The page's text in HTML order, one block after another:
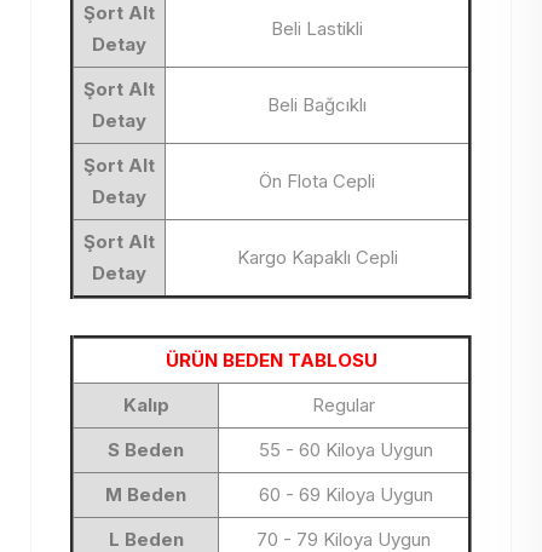
Şort Alt
Detay
Beli Lastikli
Şort Alt
Detay
Beli Bağcıklı
Şort Alt
Detay
Ön Flota Cepli
Şort Alt
Detay
Kargo Kapaklı Cepli
ÜRÜN BEDEN TABLOSU
Kalıp
Regular
S Beden
55 - 60 Kiloya Uygun
M Beden
60 - 69 Kiloya Uygun
L Beden
70 - 79 Kiloya Uygun